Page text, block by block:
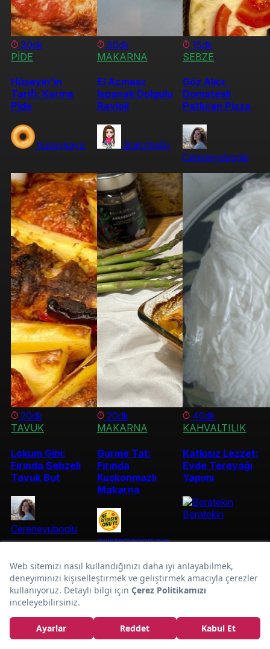
Sarımsaklı Humus
Tarifi
30dk
PİDE
Hüseyin'in
Tarifi: Karma
Pide
huseykaya
30dk
MAKARNA
El Açması:
Ispanak Dolgulu
Ravioli
Burcchello
15dk
SEBZE
Göz Alıcı:
Domatesli
Patlıcan Pizza
Cereneyuboglu
20dk
TAVUK
Lokum Gibi:
Fırında Sebzeli
Tavuk But
Cereneyuboglu
20dk
MAKARNA
Gurme Tat:
Fırında
Kuşkonmazlı
Makarna
neistersenonuye
40dk
KAHVALTILIK
Katkısız Lezzet:
Evde Tereyağı
Yapımı
Beratekin